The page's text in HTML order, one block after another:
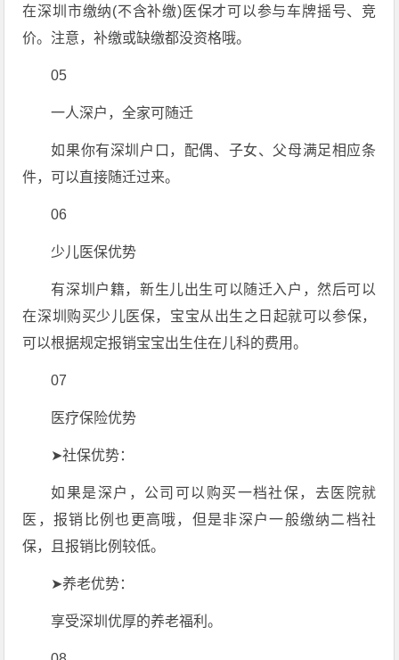
在深圳市缴纳(不含补缴)医保才可以参与车牌摇号、竞
价。注意，补缴或缺缴都没资格哦。
05
一人深户，全家可随迁
如果你有深圳户口，配偶、子女、父母满足相应条
件，可以直接随迁过来。
06
少儿医保优势
有深圳户籍，新生儿出生可以随迁入户，然后可以
在深圳购买少儿医保，宝宝从出生之日起就可以参保，
可以根据规定报销宝宝出生住在儿科的费用。
07
医疗保险优势
➤社保优势：
如果是深户，公司可以购买一档社保，去医院就
医，报销比例也更高哦，但是非深户一般缴纳二档社
保，且报销比例较低。
➤养老优势：
享受深圳优厚的养老福利。